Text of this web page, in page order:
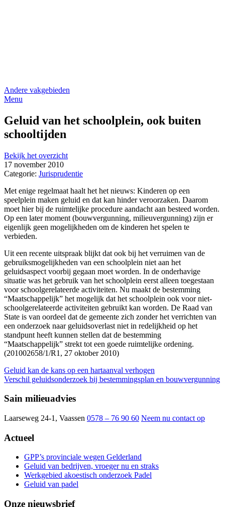
Andere vakgebieden
Menu
Geluid van het schoolplein, ook buiten
schooltijden
Bekijk het overzicht
17 november 2010
Categorie: Jurisprudentie
Met enige regelmaat haalt het het nieuws: Kinderen op een
speelplein maken geluid en dat kan hinder veroorzaken. Daarom
moet hier bij de ruimtelijke procedure aandacht aan besteed worden.
Op een later moment (bouwvergunning, milieuvergunning) zijn er
eigenlijk geen mogelijkheden om de kinderen het spelen te
verbieden.
Uit een recente uitspraak blijkt dat ook bij het verruimen van de
gebruiksmogelijkheden van een schoolplein niet aan het
geluidsaspect voorbij gegaan moet worden. In de onderhavige
situatie was het gebruik van het schoolplein eerst alleen toegestaan
voor schoolgerelateerde activiteiten. Nu maakt de bestemming
“Maatschappelijk” het mogelijk dat het schoolplein ook voor niet-
schoolgerelateerde activiteiten gebruikt kan worden. De Raad van
State is van oordeel dat de gemeente zich zonder het verrichten van
een onderzoek naar geluidsoverlast niet in redelijkheid op het
standpunt heeft kunnen stellen dat de bestemming
“Maatschappelijk” strekt tot een goede ruimtelijke ordening.
(201002658/1/R1, 27 oktober 2010)
Geluid kan de kans op een hartaanval verhogen
Verschil geluidsonderzoek bij bestemmingsplan en bouwvergunning
Sain milieuadvies
Laarseweg 24-1, Vaassen 0578 – 76 90 60 Neem nu contact op
Actueel
GPP’s provinciale wegen Gelderland
Geluid van bedrijven, vroeger nu en straks
Werkgebied akoestisch onderzoek Padel
Geluid van padel
Onze nieuwsbrief